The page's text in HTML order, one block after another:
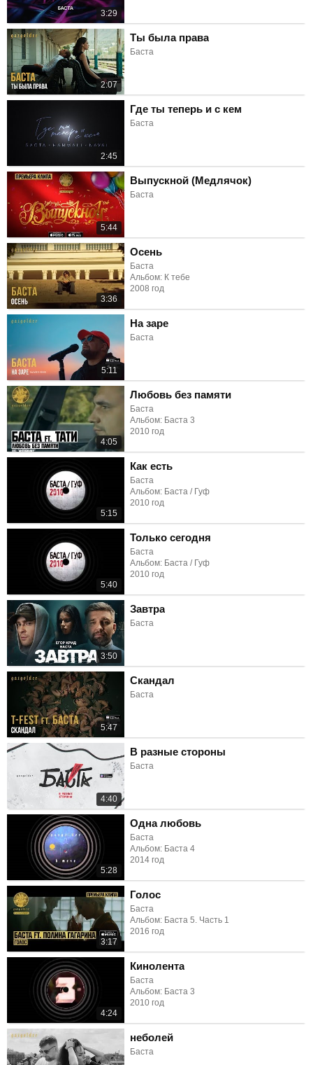
3:29
2:07
Ты была права
Баста
2:45
Где ты теперь и с кем
Баста
5:44
Выпускной (Медлячок)
Баста
3:36
Осень
Баста
Альбом: К тебе
2008 год
5:11
На заре
Баста
4:05
Любовь без памяти
Баста
Альбом: Баста 3
2010 год
5:15
Как есть
Баста
Альбом: Баста / Гуф
2010 год
5:40
Только сегодня
Баста
Альбом: Баста / Гуф
2010 год
3:50
Завтра
Баста
5:47
Скандал
Баста
4:40
В разные стороны
Баста
5:28
Одна любовь
Баста
Альбом: Баста 4
2014 год
3:17
Голос
Баста
Альбом: Баста 5. Часть 1
2016 год
4:24
Кинолента
Баста
Альбом: Баста 3
2010 год
неболей
Баста